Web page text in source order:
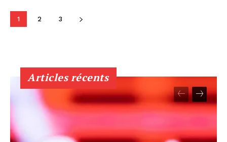
1 2 3
Articles récents